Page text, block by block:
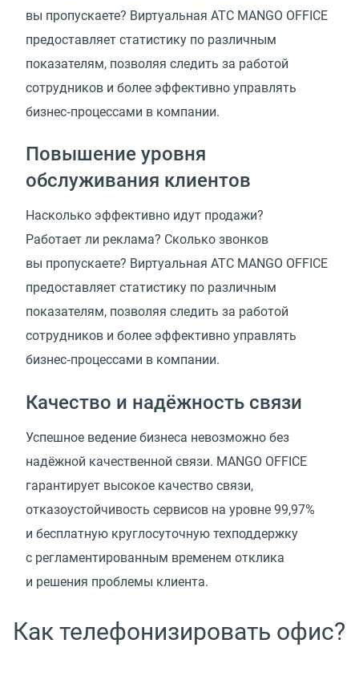
вы пропускаете? Виртуальная АТС MANGO OFFICE
предоставляет статистику по различным
показателям, позволяя следить за работой
сотрудников и более эффективно управлять
бизнес‑процессами в компании.
Повышение уровня
обслуживания клиентов
Насколько эффективно идут продажи?
Работает ли реклама? Сколько звонков
вы пропускаете? Виртуальная АТС MANGO OFFICE
предоставляет статистику по различным
показателям, позволяя следить за работой
сотрудников и более эффективно управлять
бизнес‑процессами в компании.
Качество и надёжность связи
Успешное ведение бизнеса невозможно без
надёжной качественной связи. MANGO OFFICE
гарантирует высокое качество связи,
отказоустойчивость сервисов на уровне 99,97%
и бесплатную круглосуточную техподдержку
с регламентированным временем отклика
и решения проблемы клиента.
Как телефонизировать офис?